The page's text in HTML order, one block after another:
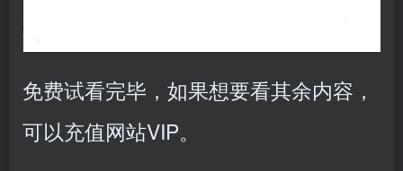
免费试看完毕，如果想要看其余内容，
可以充值网站VIP。